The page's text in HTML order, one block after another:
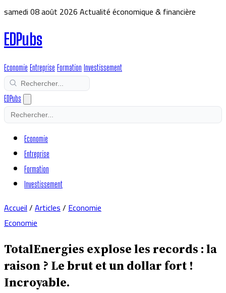
samedi 08 août 2026Actualité économique & financière
EDPubs
Economie Entreprise Formation Investissement
EDPubs
Economie
Entreprise
Formation
Investissement
Accueil/Articles/Economie
Economie
TotalEnergies explose les records : la
raison ? Le brut et un dollar fort !
Incroyable.